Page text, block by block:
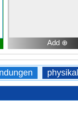
Add ⊕